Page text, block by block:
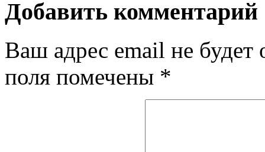
Добавить комментарий
Ваш адрес email не будет
поля помечены *